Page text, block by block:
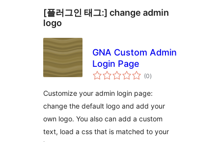
[플러그인 태그:] change admin
logo
GNA Custom Admin
Login Page
(0전
체
점
)
Customize your admin login page:
change the default logo and add your
own logo. You also can add a custom
text, load a css that is matched to your